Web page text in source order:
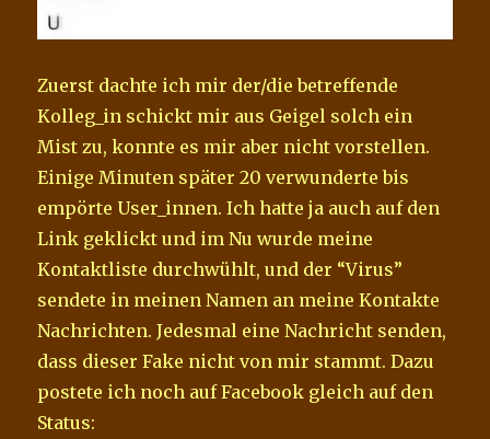
Zuerst dachte ich mir der/die betreffende
Kolleg_in schickt mir aus Geigel solch ein
Mist zu, konnte es mir aber nicht vorstellen.
Einige Minuten später 20 verwunderte bis
empörte User_innen. Ich hatte ja auch auf den
Link geklickt und im Nu wurde meine
Kontaktliste durchwühlt, und der “Virus”
sendete in meinen Namen an meine Kontakte
Nachrichten. Jedesmal eine Nachricht senden,
dass dieser Fake nicht von mir stammt. Dazu
postete ich noch auf Facebook gleich auf den
Status: